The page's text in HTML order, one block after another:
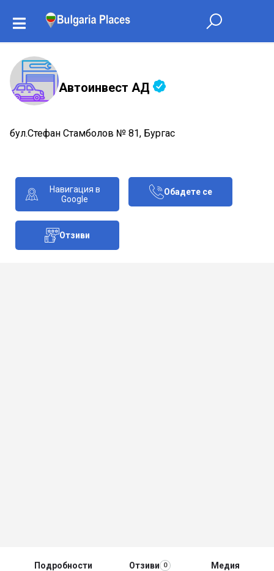
Автоинвест АД
бул.Стефан Стамболов № 81, Бургас
Навигация в
Google
Обадете се
Отзиви
Подробности Отзиви 0 Медия